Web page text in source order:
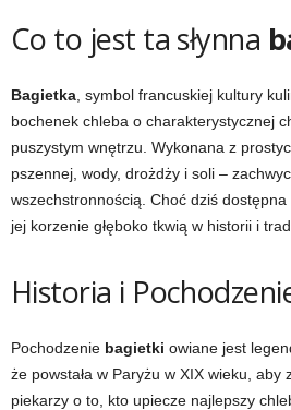
Co to jest ta słynna
Bagietka , symbol francuskiej kultury
bochenek chleba o charakterystycznej
puszystym wnętrzu. Wykonana z
pszennej, wody, drożdży i soli –
wszechstronnością. Choć dziś dostępna
jej korzenie głęboko tkwią w historii i
Historia i
Pochodzenie bagietki owiane jest
że powstała w Paryżu w XIX wieku, aby
piekarzy o to, kto upiecze najlepszy